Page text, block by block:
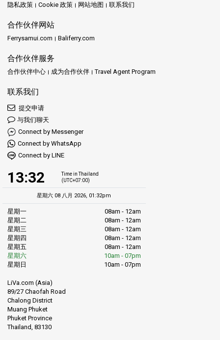
隐私政策
Cookie 政策 网站地图 联系我们
合作伙伴网站
Ferrysamui.com Baliferry.com
合作伙伴服务
合作伙伴中心 成为合作伙伴 Travel Agent Program
联系我们
提交申请
与我们聊天
Connect by Messenger
Connect by WhatsApp
Connect by LINE
13:32
Time in Thailand
(UTC+07:00)
星期六 08 八月 2026, 01:32pm
星期一
08am - 12am
星期二
08am - 12am
星期三
08am - 12am
星期四
08am - 12am
星期五
08am - 12am
星期六
10am - 07pm
星期日
10am - 07pm
LiVa.com (Asia)
89/27 Chaofah Road
Chalong District
Muang Phuket
Phuket Province
Thailand, 83130